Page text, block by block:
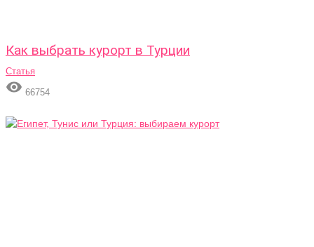
Как выбрать курорт в Турции
Статья
 66754